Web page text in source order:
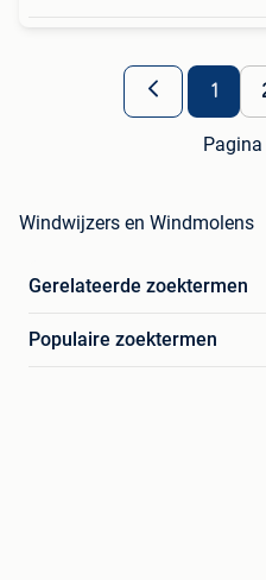
1
Windwijzers en Windmolens
Gerelateerde zoektermen
Populaire zoektermen